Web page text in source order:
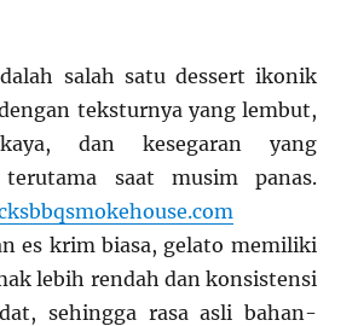
salah satu dessert ikonik
teksturnya yang lembut,
dan kesegaran yang
terutama saat musim panas.
es krim biasa, gelato memiliki
lebih rendah dan konsistensi
sehingga rasa asli bahan-